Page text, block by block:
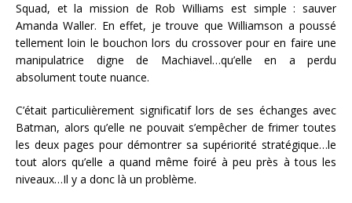
Squad, et la mission de Rob Williams est simple : sauver
Amanda Waller. En effet, je trouve que Williamson a poussé
tellement loin le bouchon lors du crossover pour en faire une
manipulatrice digne de Machiavel…qu’elle en a perdu
absolument toute nuance.
C’était particulièrement significatif lors de ses échanges avec
Batman, alors qu’elle ne pouvait s’empêcher de frimer toutes
les deux pages pour démontrer sa supériorité stratégique…le
tout alors qu’elle a quand même foiré à peu près à tous les
niveaux…Il y a donc là un problème.